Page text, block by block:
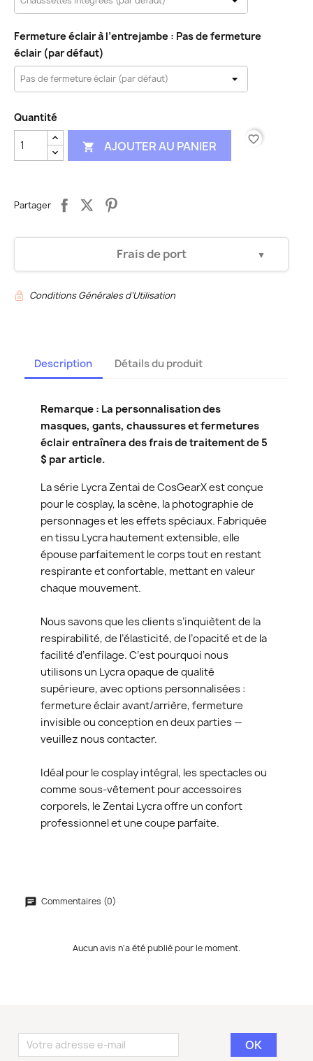
Fermeture éclair à l’entrejambe : Pas de fermeture
éclair (par défaut)
Quantité
 AJOUTER AU PANIER favorite_border
Partager
Frais de port
Conditions Générales d’Utilisation
Description Détails du produit
Remarque : La personnalisation des
masques, gants, chaussures et fermetures
éclair entraînera des frais de traitement de 5
$ par article.
La série Lycra Zentai de CosGearX est conçue
pour le cosplay, la scène, la photographie de
personnages et les effets spéciaux. Fabriquée
en tissu Lycra hautement extensible, elle
épouse parfaitement le corps tout en restant
respirante et confortable, mettant en valeur
chaque mouvement.
Nous savons que les clients s’inquiètent de la
respirabilité, de l’élasticité, de l’opacité et de la
facilité d’enfilage. C’est pourquoi nous
utilisons un Lycra opaque de qualité
supérieure, avec options personnalisées :
fermeture éclair avant/arrière, fermeture
invisible ou conception en deux parties —
veuillez nous contacter.
Idéal pour le cosplay intégral, les spectacles ou
comme sous-vêtement pour accessoires
corporels, le Zentai Lycra offre un confort
professionnel et une coupe parfaite.
Commentaires (0)
Aucun avis n'a été publié pour le moment.